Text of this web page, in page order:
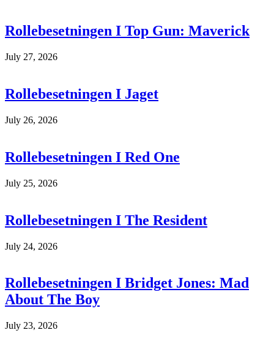
Rollebesetningen I Top Gun: Maverick
July 27, 2026
Rollebesetningen I Jaget
July 26, 2026
Rollebesetningen I Red One
July 25, 2026
Rollebesetningen I The Resident
July 24, 2026
Rollebesetningen I Bridget Jones: Mad
About The Boy
July 23, 2026